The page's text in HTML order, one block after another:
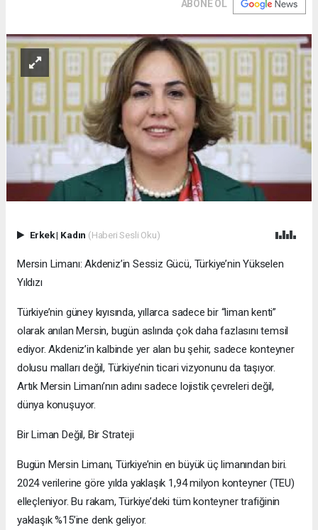
ABONE OL
Erkek| Kadın (Haberi Sesli Oku)
Mersin Limanı: Akdeniz’in Sessiz Gücü, Türkiye’nin Yükselen
Yıldızı
Türkiye’nin güney kıyısında, yıllarca sadece bir “liman kenti”
olarak anılan Mersin, bugün aslında çok daha fazlasını temsil
ediyor. Akdeniz’in kalbinde yer alan bu şehir, sadece konteyner
dolusu malları değil, Türkiye’nin ticari vizyonunu da taşıyor.
Artık Mersin Limanı’nın adını sadece lojistik çevreleri değil,
dünya konuşuyor.
Bir Liman Değil, Bir Strateji
Bugün Mersin Limanı, Türkiye’nin en büyük üç limanından biri.
2024 verilerine göre yılda yaklaşık 1,94 milyon konteyner (TEU)
elleçleniyor. Bu rakam, Türkiye’deki tüm konteyner trafiğinin
yaklaşık %15’ine denk geliyor.